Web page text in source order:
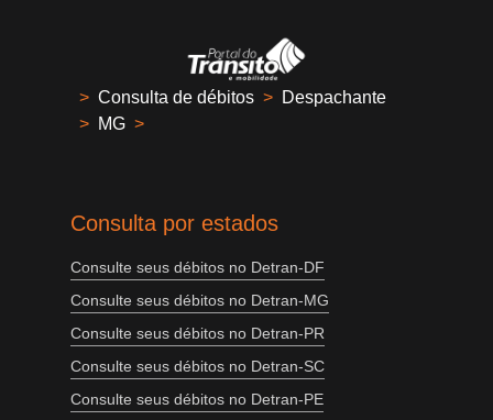
> Consulta de débitos > Despachante
> MG >
Consulta por estados
Consulte seus débitos no Detran-DF
Consulte seus débitos no Detran-MG
Consulte seus débitos no Detran-PR
Consulte seus débitos no Detran-SC
Consulte seus débitos no Detran-PE